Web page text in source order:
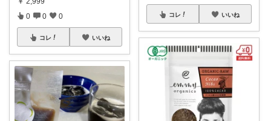
0 0 0
コレ いいね
コレ いいね